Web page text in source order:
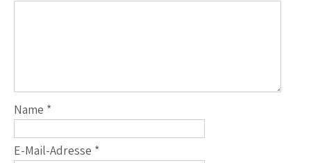
Name *
E-Mail-Adresse *